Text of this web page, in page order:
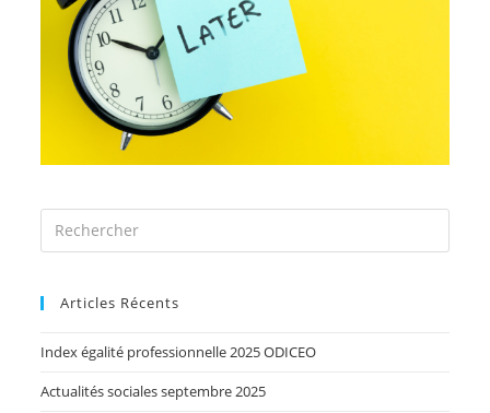
Articles Récents
Index égalité professionnelle 2025 ODICEO
Actualités sociales septembre 2025